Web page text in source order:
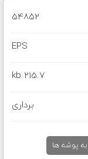
54852
EPS
215.7 kb
برداری
پوشه ها